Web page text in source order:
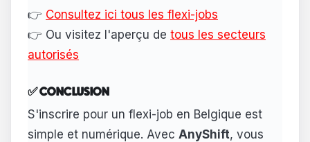
👉 Consultez ici tous les flexi-jobs
👉 Ou visitez l'aperçu de tous les secteurs
autorisés
✅ CONCLUSION
S'inscrire pour un flexi-job en Belgique est
simple et numérique. Avec AnyShift, vous